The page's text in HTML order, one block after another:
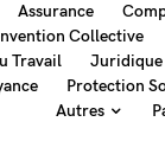
Assurance
Collective
Travail
Juridique
Protection
Autres